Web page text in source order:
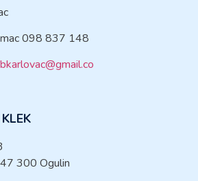
098 837 148
300 Ogulin